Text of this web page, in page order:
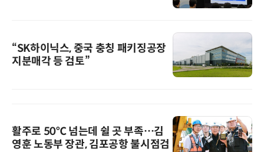
“SK하이닉스, 중국 충칭 패키징공장
지분매각 등 검토”
활주로 50℃ 넘는데 쉴 곳 부족…김
영훈 노동부 장관, 김포공항 불시점검